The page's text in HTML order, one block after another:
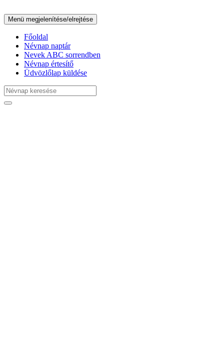
Menü megjelenítése/elrejtése
Főoldal
Névnap naptár
Nevek ABC sorrendben
Névnap értesítő
Üdvözlőlap küldése